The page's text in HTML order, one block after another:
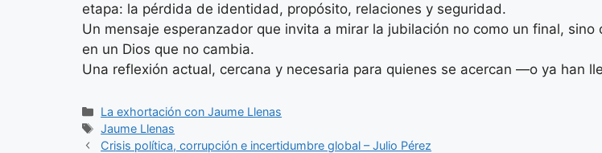
etapa: la pérdida de identidad, propósito, relaciones y seguridad.
Un mensaje esperanzador que invita a mirar la jubilación no como un final,
en un Dios que no cambia.
Una reflexión actual, cercana y necesaria para quienes se acercan —o ya han
Categorías
La exhortación con Jaume Llenas
Etiquetas
Jaume Llenas
Crisis política, corrupción e incertidumbre global – Julio Pérez